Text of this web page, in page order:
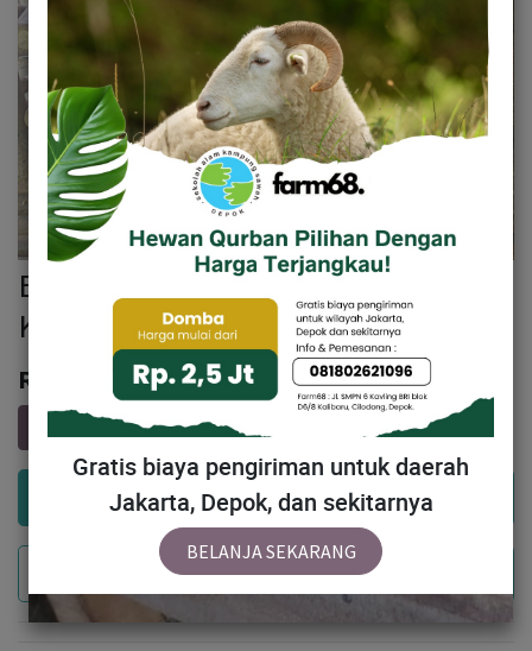
BN037 Domba Dugul Jumbo 35 - 40
Kg
Rp 3,790,000
Add to Cart
Buy Now
Gratis biaya pengiriman untuk daerah
Jakarta, Depok, dan sekitarnya
BELANJA SEKARANG